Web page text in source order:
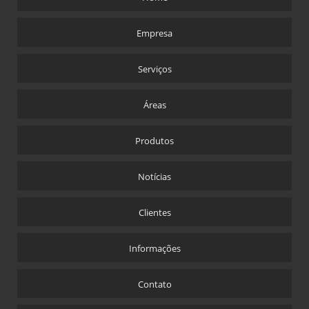
Empresa
Serviços
Áreas
Produtos
Notícias
Clientes
Informações
Contato